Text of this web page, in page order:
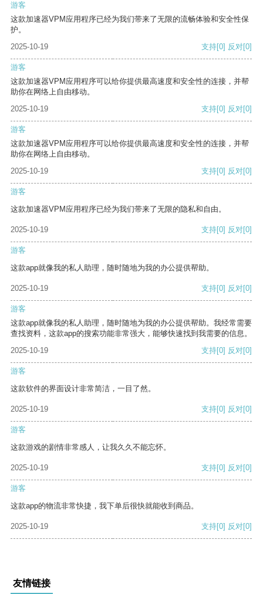
游客
这款加速器VPM应用程序已经为我们带来了无限的流畅体验和安全性保
护。
2025-10-19
支持[0] 反对[0]
游客
这款加速器VPM应用程序可以给你提供最高速度和安全性的连接，并帮
助你在网络上自由移动。
2025-10-19
支持[0] 反对[0]
游客
这款加速器VPM应用程序可以给你提供最高速度和安全性的连接，并帮
助你在网络上自由移动。
2025-10-19
支持[0] 反对[0]
游客
这款加速器VPM应用程序已经为我们带来了无限的隐私和自由。
2025-10-19 支持[0] 反对[0]
游客
这款app就像我的私人助理，随时随地为我的办公提供帮助。
2025-10-19 支持[0] 反对[0]
游客
这款app就像我的私人助理，随时随地为我的办公提供帮助。我经常需要
查找资料，这款app的搜索功能非常强大，能够快速找到我需要的信息。
2025-10-19
支持[0] 反对[0]
游客
这款软件的界面设计非常简洁，一目了然。
2025-10-19 支持[0] 反对[0]
游客
这款游戏的剧情非常感人，让我久久不能忘怀。
2025-10-19 支持[0] 反对[0]
游客
这款app的物流非常快捷，我下单后很快就能收到商品。
2025-10-19 支持[0] 反对[0]
友情链接